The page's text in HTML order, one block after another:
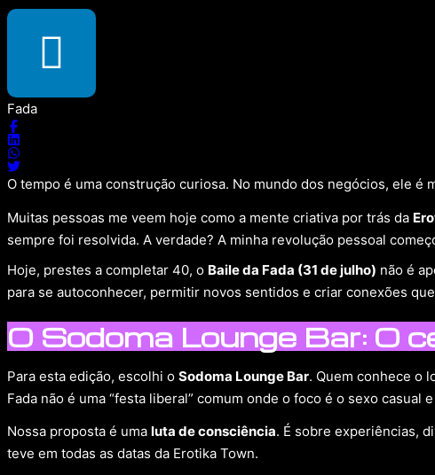
Fada
O tempo é uma construção curiosa. No mundo dos negócios, ele
Muitas pessoas me veem hoje como a mente criativa por trás da
sempre foi resolvida. A verdade? A minha revolução pessoal
Hoje, prestes a completar 40, o Baile da Fada (31 de julho) não é
para se autoconhecer, permitir novos sentidos e criar conexões
O Sodoma Lounge Bar: O
Para esta edição, escolhi o Sodoma Lounge Bar. Quem conhece o
Fada não é uma “festa liberal” comum onde o foco é o sexo casual
Nossa proposta é uma luta de consciência. É sobre experiências,
teve em todas as datas da Erotika Town.